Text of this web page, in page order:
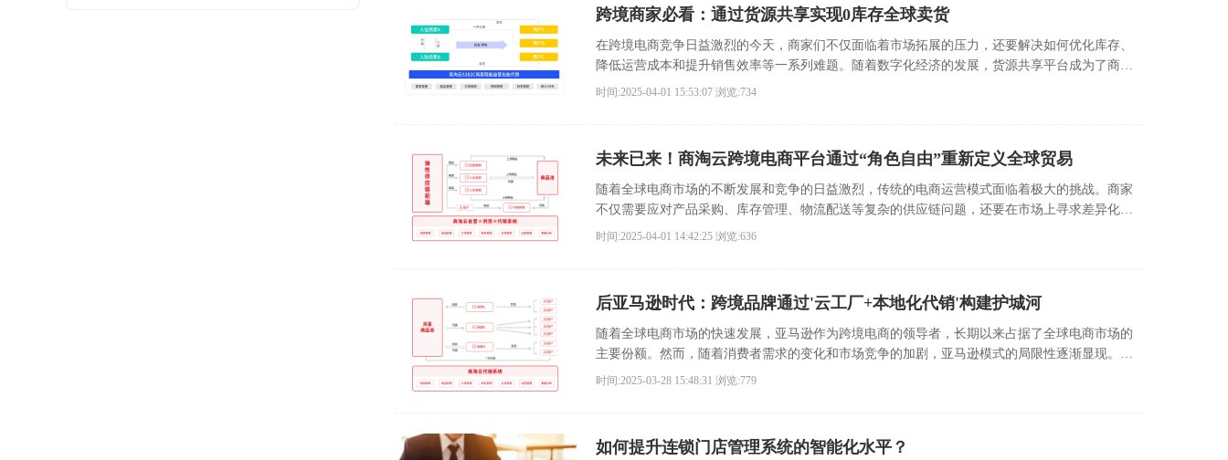
跨境商家必看：通过货源共享实现0库存全球卖货
在跨境电商竞争日益激烈的今天，商家们不仅面临着市场拓展的压力，还要解决如何优化库存、
降低运营成本和提升销售效率等一系列难题。随着数字化经济的发展，货源共享平台成为了商家
们的新选择。
时间:2025-04-01 15:53:07 浏览:734
未来已来！商淘云跨境电商平台通过“角色自由”重新定义全球贸易
随着全球电商市场的不断发展和竞争的日益激烈，传统的电商运营模式面临着极大的挑战。商家
不仅需要应对产品采购、库存管理、物流配送等复杂的供应链问题，还要在市场上寻求差异化竞
争。为了帮助跨境电商商家更好地适应这一快速变化的市场，商淘云跨境电商平台通过创新的“角
时间:2025-04-01 14:42:25 浏览:636
后亚马逊时代：跨境品牌通过'云工厂+本地化代销'构建护城河
随着全球电商市场的快速发展，亚马逊作为跨境电商的领导者，长期以来占据了全球电商市场的
主要份额。然而，随着消费者需求的变化和市场竞争的加剧，亚马逊模式的局限性逐渐显现。进
入后亚马逊时代，跨境电商品牌不再仅仅依赖于平台流量和标准化的商品，而是开始探索新的发
时间:2025-03-28 15:48:31 浏览:779
如何提升连锁门店管理系统的智能化水平？